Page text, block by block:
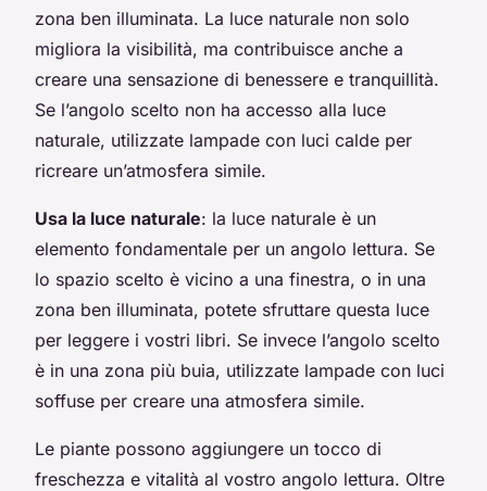
zona ben illuminata. La luce naturale non solo
migliora la visibilità, ma contribuisce anche a
creare una sensazione di benessere e tranquillità.
Se l’angolo scelto non ha accesso alla luce
naturale, utilizzate lampade con luci calde per
ricreare un’atmosfera simile.
Usa la luce naturale: la luce naturale è un
elemento fondamentale per un angolo lettura. Se
lo spazio scelto è vicino a una finestra, o in una
zona ben illuminata, potete sfruttare questa luce
per leggere i vostri libri. Se invece l’angolo scelto
è in una zona più buia, utilizzate lampade con luci
soffuse per creare una atmosfera simile.
Le piante possono aggiungere un tocco di
freschezza e vitalità al vostro angolo lettura. Oltre